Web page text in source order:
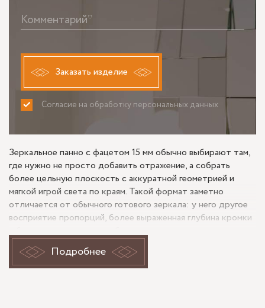
Комментарий*
Заказать изделие
Согласие на обработку персональных данных
ПРИНИМАЮ НЕ ПРИНИМАЮ
Зеркальное панно с фацетом 15 мм обычно выбирают там,
где нужно не просто добавить отражение, а собрать
более цельную плоскость с аккуратной геометрией и
мягкой игрой света по краям. Такой формат заметно
отличается от обычного готового зеркала: у него другое
восприятие пропорций, более выраженная глубина кромки
отделкой стены. Для интерьера на Суворовском
проспекте это особенно актуально, если помещение
требует визуально раскрыть пространство, но без
Подробнее